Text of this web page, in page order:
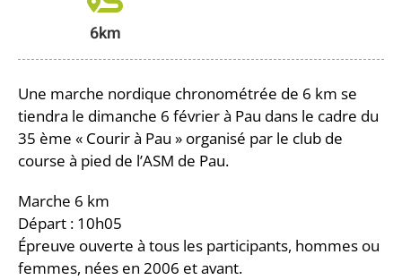
6km
Une marche nordique chronométrée de 6 km se
tiendra le dimanche 6 février à Pau dans le cadre du
35 ème « Courir à Pau » organisé par le club de
course à pied de l’ASM de Pau.
Marche 6 km
Départ : 10h05
Épreuve ouverte à tous les participants, hommes ou
femmes, nées en 2006 et avant.